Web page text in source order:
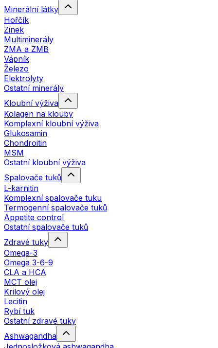
Minerální látky
Hořčík
Zinek
Multiminerály
ZMA a ZMB
Vápník
Železo
Elektrolyty
Ostatní minerály
Kloubní výživa
Kolagen na klouby
Komplexní kloubní výživa
Glukosamin
Chondroitin
MSM
Ostatní kloubní výživa
Spalovače tuků
L-karnitin
Komplexní spalovače tuku
Termogenní spalovače tuků
Appetite control
Ostatní spalovače tuků
Zdravé tuky
Omega-3
Omega 3-6-9
CLA a HCA
MCT olej
Krilový olej
Lecitin
Rybí tuk
Ostatní zdravé tuky
Ashwagandha